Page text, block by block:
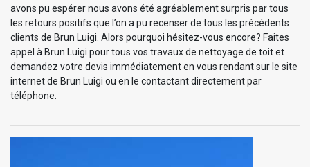
avons pu espérer nous avons été agréablement surpris par tous
les retours positifs que l’on a pu recenser de tous les précédents
clients de Brun Luigi. Alors pourquoi hésitez-vous encore? Faites
appel à Brun Luigi pour tous vos travaux de nettoyage de toit et
demandez votre devis immédiatement en vous rendant sur le site
internet de Brun Luigi ou en le contactant directement par
téléphone.